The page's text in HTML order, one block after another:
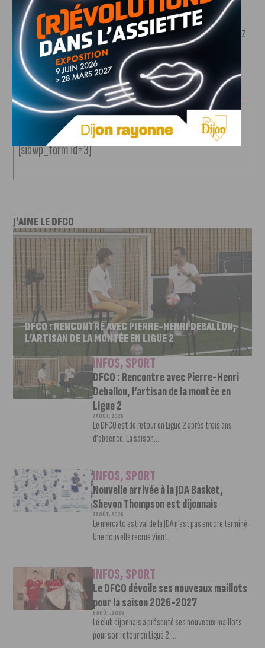
à gagner,abonnez-vous à la newsletter éphémère de
Noël 2021 !Avant tout le monde,chaque jour, vous pourrez
connaitre le ou les cadeaux du jour à gagner, grâce à nos
partenaires.
Inscription à la newsletter éphémère de Noël 2021
[sibwp_form id=3]
J'AIME LE DFCO
DFCO : RENCONTRE AVEC PIERRE-HENRI DEBALLON,
L’ARTISAN DE LA MONTÉE EN LIGUE 2
INFOS,SPORT
DFCO : Rencontre avec Pierre-Henri
Deballon, l’artisan de la montée en
Ligue 2
7 AOÛT, 2026
Le DFCO est de retour en Ligue 2 après trois ans
d’absence. La saison...
INFOS,SPORT
Nouvelle arrivée à la JDA Basket,
Shevon Thompson est dijonnais
7 AOÛT, 2026
Le mercato estival de la JDA n’est pas encore terminé.
Une nouvelle recrue vient...
INFOS,SPORT
Le DFCO dévoile ses nouveaux maillots
pour la saison 2026-2027
6 AOÛT, 2026
Le club dijonnais a présenté ses nouveaux maillots
pour son retour en Ligue 2....